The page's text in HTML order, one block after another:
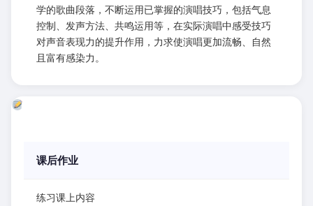
学的歌曲段落，不断运用已掌握的演唱技巧，包括气息
控制、发声方法、共鸣运用等，在实际演唱中感受技巧
对声音表现力的提升作用，力求使演唱更加流畅、自然
且富有感染力。
课后作业
练习课上内容